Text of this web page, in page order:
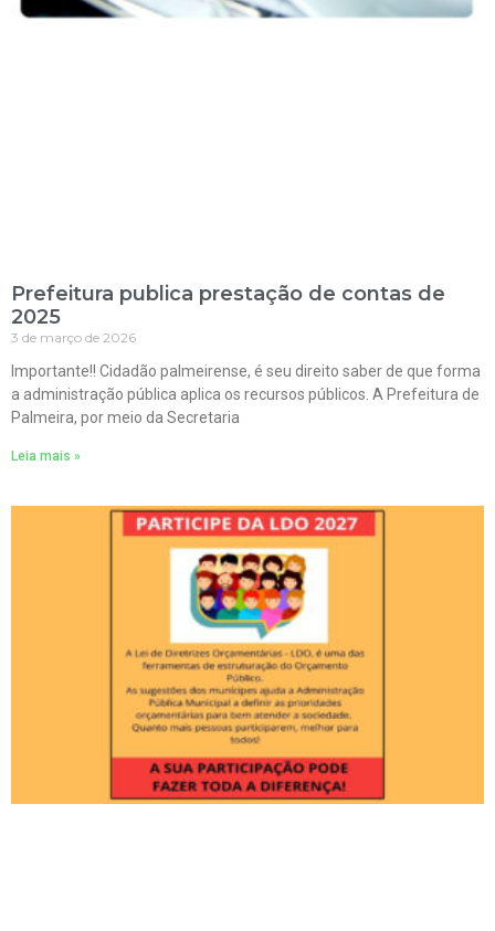
Prefeitura publica prestação de contas de
2025
3 de março de 2026
Importante!! Cidadão palmeirense, é seu direito saber de que forma
a administração pública aplica os recursos públicos. A Prefeitura de
Palmeira, por meio da Secretaria
Leia mais »